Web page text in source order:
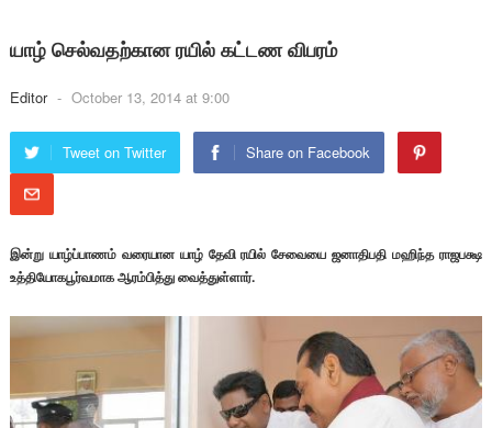
யாழ் செல்வதற்கான ரயில் கட்டண விபரம்
Editor - October 13, 2014 at 9:00
Tweet on Twitter Share on Facebook
இன்று யாழ்ப்பாணம் வரையான யாழ் தேவி ரயில் சேவையை ஜனாதிபதி மஹிந்த ராஜபக்ஷ
உத்தியோகபூர்வமாக ஆரம்பித்து வைத்துள்ளார்.